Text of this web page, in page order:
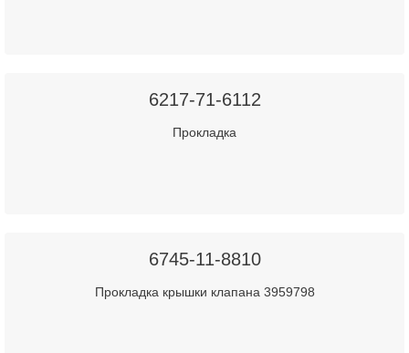
6217-71-6112
Прокладка
6745-11-8810
Прокладка крышки клапана 3959798